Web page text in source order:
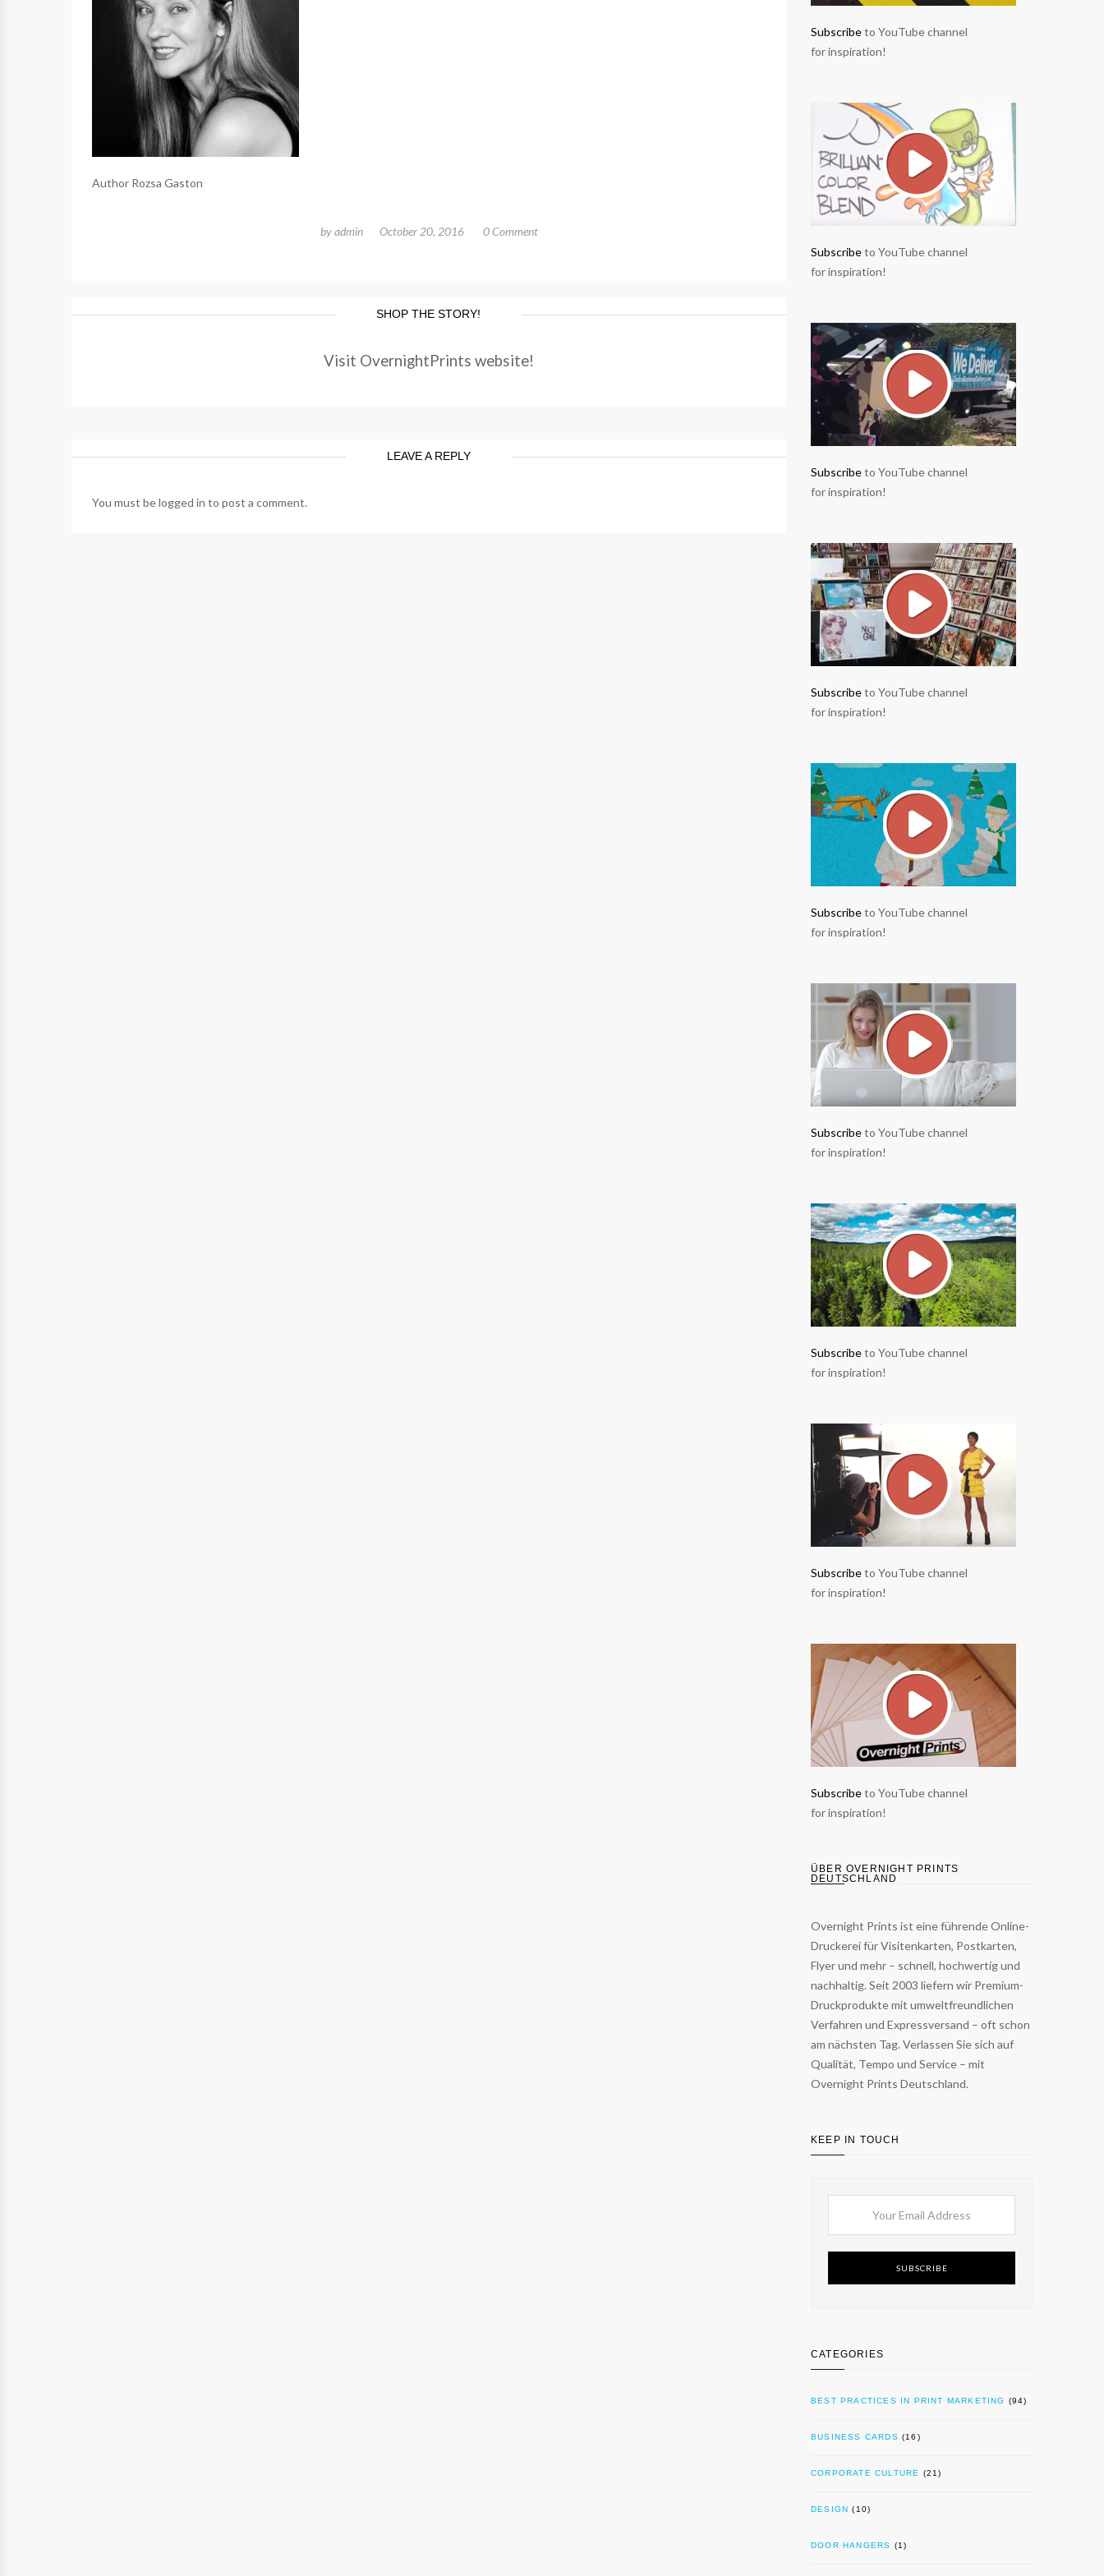
Author Rozsa Gaston
byadmin October 20, 2016 0 Comment
SHOP THE STORY!
Visit OvernightPrints website!
LEAVE A REPLY
You must belogged in to post a comment.
Subscribeto YouTube channel
for inspiration!
Subscribeto YouTube channel
for inspiration!
Subscribeto YouTube channel
for inspiration!
Subscribeto YouTube channel
for inspiration!
Subscribeto YouTube channel
for inspiration!
Subscribeto YouTube channel
for inspiration!
Subscribeto YouTube channel
for inspiration!
Subscribeto YouTube channel
for inspiration!
Subscribeto YouTube channel
for inspiration!
ÜBER OVERNIGHT PRINTS
DEUTSCHLAND
Overnight Prints ist eine führende Online-
Druckerei für Visitenkarten, Postkarten,
Flyer und mehr – schnell, hochwertig und
nachhaltig. Seit 2003 liefern wir Premium-
Druckprodukte mit umweltfreundlichen
Verfahren und Expressversand – oft schon
am nächsten Tag. Verlassen Sie sich auf
Qualität, Tempo und Service – mit
Overnight Prints Deutschland.
KEEP IN TOUCH
SUBSCRIBE
CATEGORIES
BEST PRACTICES IN PRINT MARKETING (94)
BUSINESS CARDS (16)
CORPORATE CULTURE (21)
DESIGN (10)
DOOR HANGERS (1)